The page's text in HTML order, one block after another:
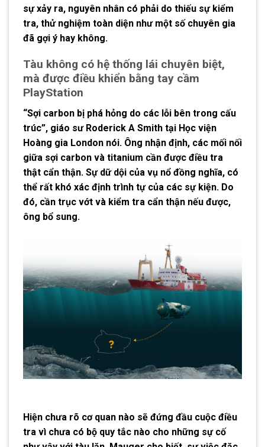
sự xảy ra, nguyên nhân có phải do thiếu sự kiểm
tra, thử nghiệm toàn diện như một số chuyên gia
đã gợi ý hay không.
Tàu không có hệ thống lái chuyên biệt,
mà được điều khiển bằng tay cầm
PlayStation
“Sợi carbon bị phá hỏng do các lỗi bên trong cấu
trúc”, giáo sư Roderick A Smith tại Học viện
Hoàng gia London nói. Ông nhận định, các mối nối
giữa sợi carbon và titanium cần được điều tra
thật cẩn thận. Sự dữ dội của vụ nổ đồng nghĩa, có
thể rất khó xác định trình tự của các sự kiện. Do
đó, cần trục vớt và kiểm tra cẩn thận nếu được,
ông bổ sung.
Hiện chưa rõ cơ quan nào sẽ đứng đầu cuộc điều
tra vì chưa có bộ quy tắc nào cho những sự cố